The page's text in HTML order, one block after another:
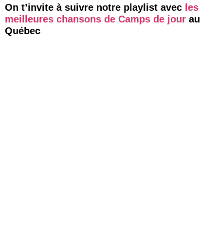
On t’invite à suivre notre playlist avec les
meilleures chansons de Camps de jour au
Québec